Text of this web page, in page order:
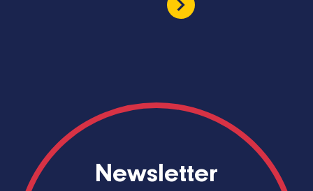
Newsletter